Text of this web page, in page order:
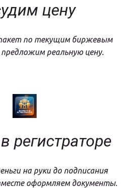
цену
по текущим биржевым
реальную цену.
регистраторе
на руки до подписания
оформляем документы.